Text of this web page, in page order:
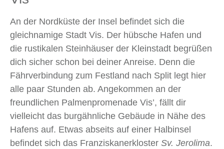
An der Nordküste der Insel befindet sich die
gleichnamige Stadt Vis. Der hübsche Hafen und
die rustikalen Steinhäuser der Kleinstadt begrüßen
dich sicher schon bei deiner Anreise. Denn die
Fährverbindung zum Festland nach Split legt hier
alle paar Stunden ab. Angekommen an der
freundlichen Palmenpromenade Vis’, fällt dir
vielleicht das burgähnliche Gebäude in Nähe des
Hafens auf. Etwas abseits auf einer Halbinsel
befindet sich das Franziskanerkloster Sv. Jerolima.